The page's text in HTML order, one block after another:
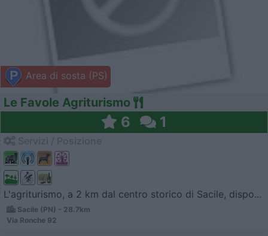
Area di sosta (PS)
Le Favole Agriturismo
6 1
L'agriturismo, a 2 km dal centro storico di Sacile, dispo...
Sacile (PN) - 28.7km
Via Ronche 92